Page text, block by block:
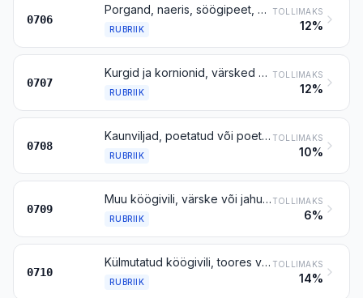
0706
Porgand, naeris, söögipeet, aed-piimjuur, juurseller, redis jms söödav juurvili, värske või jahutatud
RUBRIIK
TOLLIMAKS
12%
0707
Kurgid ja kornionid, värsked või jahutatud
RUBRIIK
TOLLIMAKS
12%
0708
Kaunviljad, poetatud või poetamata, värsked või jahutatud
RUBRIIK
TOLLIMAKS
10%
0709
Muu köögivili, värske või jahutatud
RUBRIIK
TOLLIMAKS
6%
0710
Külmutatud köögivili, toores või eelnevalt aurutatud või keedetud
RUBRIIK
TOLLIMAKS
14%